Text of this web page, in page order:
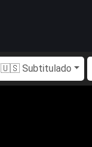
🇺🇸 Subtitulado